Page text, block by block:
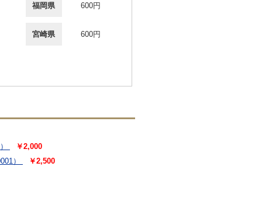
福岡県 600円
宮崎県 600円
￥2,000
）
￥2,500